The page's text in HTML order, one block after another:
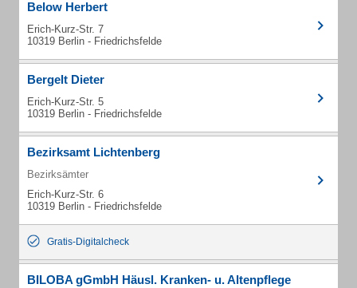
Below Herbert
Erich-Kurz-Str. 7
10319 Berlin - Friedrichsfelde
Bergelt Dieter
Erich-Kurz-Str. 5
10319 Berlin - Friedrichsfelde
Bezirksamt Lichtenberg
Bezirksämter
Erich-Kurz-Str. 6
10319 Berlin - Friedrichsfelde
Gratis-Digitalcheck
BILOBA gGmbH Häusl. Kranken- u. Altenpflege